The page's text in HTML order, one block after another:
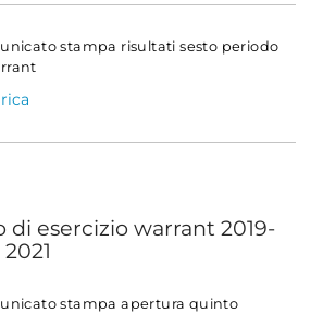
stampa risultati sesto periodo
esercizio warrant 2019-
stampa apertura quinto